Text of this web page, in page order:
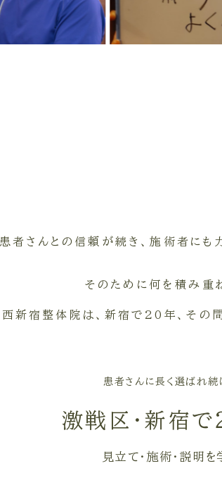
患者さんとの信頼が続き、施術者にも
そのために何を積み重
西新宿整体院は、新宿で20年、その問
患者さんに長く選ばれ続
激戦区・新宿で
見立て・施術・説明を